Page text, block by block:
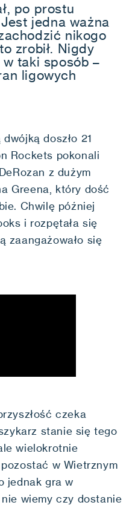
po prostu
jedna ważna
nikogo
zrobił. Nigdy
taki sposób –
ligowych
doszło 21
Rockets pokonali
z dużym
Greena, który dość
Chwilę później
i rozpętała się
zaangażowało się
czeka
stanie się tego
wielokrotnie
w Wietrznym
jednak gra w
wiemy czy dostanie